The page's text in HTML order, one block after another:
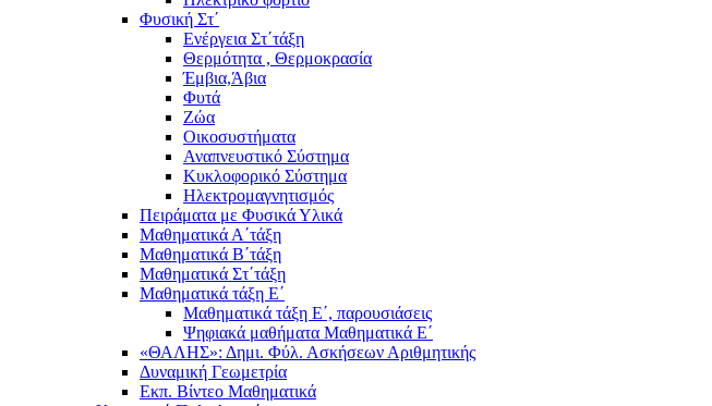
Φυσική Στ΄
Ενέργεια Στ΄τάξη
Θερμότητα , Θερμοκρασία
Έμβια,Άβια
Φυτά
Ζώα
Οικοσυστήματα
Αναπνευστικό Σύστημα
Κυκλοφορικό Σύστημα
Ηλεκτρομαγνητισμός
Πειράματα με Φυσικά Υλικά
Μαθηματικά Α΄τάξη
Μαθηματικά Β΄τάξη
Μαθηματικά Στ΄τάξη
Μαθηματικά τάξη Ε΄
Μαθηματικά τάξη Ε΄, παρουσιάσεις
Ψηφιακά μαθήματα Μαθηματικά Ε΄
«ΘΑΛΗΣ»: Δημι. Φύλ. Ασκήσεων Αριθμητικής
Δυναμική Γεωμετρία
Εκπ. Βίντεο Μαθηματικά